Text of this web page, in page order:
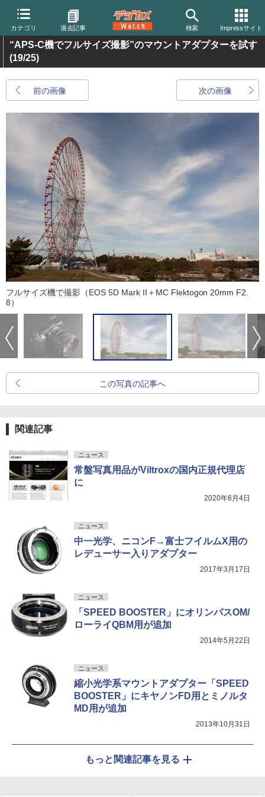
カテゴリ 過去記事 検索 Impressサイト
“APS-C機でフルサイズ撮影”のマウントアダプターを試す
(19/25)
前の画像 次の画像
フルサイズ機で撮影（EOS 5D Mark II＋MC Flektogon 20mm F2.
8）
この写真の記事へ
関連記事
ニュース
常盤写真用品がViltroxの国内正規代理店
に
2020年6月4日
ニュース
中一光学、ニコンF→富士フイルムX用の
レデューサー入りアダプター
2017年3月17日
ニュース
「SPEED BOOSTER」にオリンパスOM/
ローライQBM用が追加
2014年5月22日
ニュース
縮小光学系マウントアダプター「SPEED
BOOSTER」にキヤノンFD用とミノルタ
MD用が追加
2013年10月31日
もっと関連記事を見る